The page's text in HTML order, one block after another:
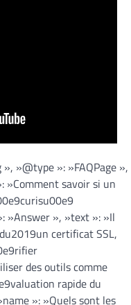
»@type »: »FAQPage
»Comment savoir si un
»Answer », »text »: »Il
certificat SSL,
des outils comme
rapide du
»: »Quels sont les